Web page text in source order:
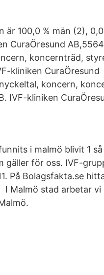
är 100,0 % män (2), 0,0
CuraÖresund
koncernträd,
kliniken CuraÖresund
koncern,
IVF-kliniken
i malmö blivit 1
gäller för oss. IVF-
På Bolagsfakta.se
Malmö stad arbetar vi